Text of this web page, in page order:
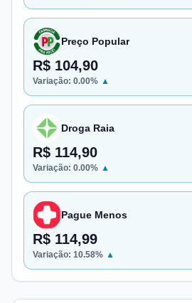
Preço Popular
R$ 104,90
Variação: 0.00% ▲
Droga Raia
R$ 114,90
Variação: 0.00% ▲
Pague Menos
R$ 114,99
Variação: 10.58% ▲